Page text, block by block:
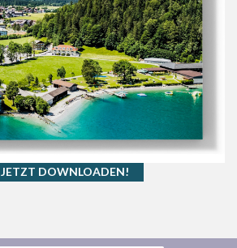
JETZT DOWNLOADEN!